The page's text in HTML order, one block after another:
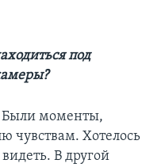
под
Были моменты,
чувствам. Хотелось
В другой